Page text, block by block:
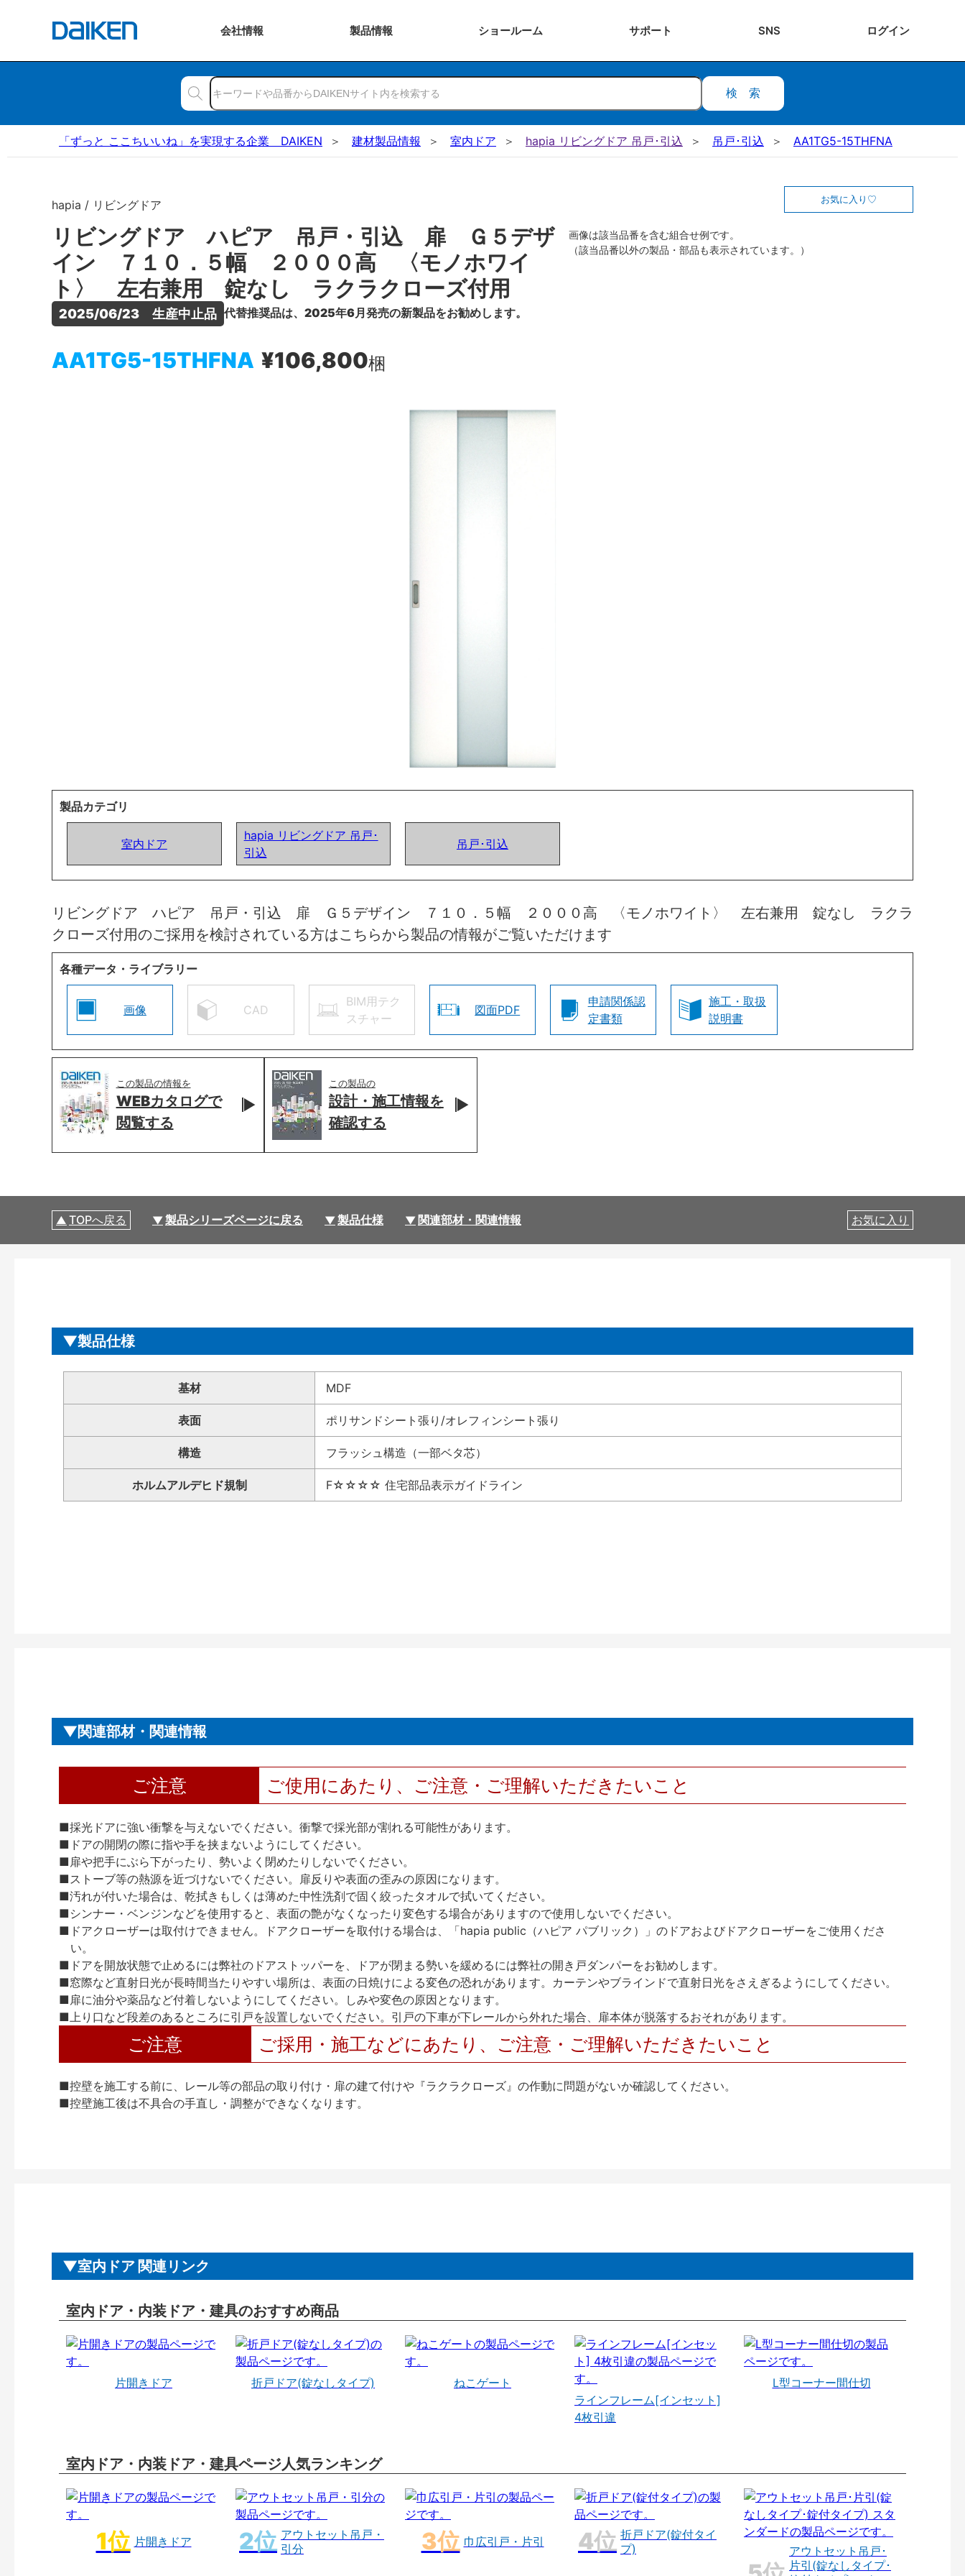
会社情報 製品情報 ショールーム サポート SNS ログイン
検索
「ずっと ここちいいね」を実現する企業 DAIKEN 建材製品情報 室内ドア hapia リビングドア 吊戸･引込 吊戸･引込 AA1TG5-15THFNA
hapia / リビングドア
リビングドア ハピア 吊戸・引込 扉 Ｇ５デザ
イン ７１０．５幅 ２０００高 〈モノホワイ
ト〉 左右兼用 錠なし ラクラクローズ付用
2025/06/23　生産中止品 代替推奨品は、2025年6月発売の新製品をお勧めします。
AA1TG5-15THFNA ¥106,800梱
お気に入り
画像は該当品番を含む組合せ例です。
（該当品番以外の製品・部品も表示されています。）
製品カテゴリ
室内ドア
hapia リビングドア 吊戸･
引込
吊戸･引込
リビングドア ハピア 吊戸・引込 扉 Ｇ５デザイン ７１０．５幅 ２０００高 〈モノホワイト〉 左右兼用 錠なし ラクラ
クローズ付用のご採用を検討されている方はこちらから製品の情報がご覧いただけます
各種データ・ライブラリー
画像 CAD
BIM用テク
スチャー
図面PDF
申請関係認
定書類
施工・取扱
説明書
この製品の情報を
WEBカタログで
閲覧する
この製品の
設計・施工情報を
確認する
TOPへ戻る 製品シリーズページに戻る 製品仕様 関連部材・関連情報 お気に入り
製品仕様
基材 MDF
表面 ポリサンドシート張り/オレフィンシート張り
構造 フラッシュ構造（一部ベタ芯）
ホルムアルデヒド規制 F☆☆☆☆ 住宅部品表示ガイドライン
関連部材・関連情報
ご注意 ご使用にあたり、ご注意・ご理解いただきたいこと
■採光ドアに強い衝撃を与えないでください。衝撃で採光部が割れる可能性があります。
■ドアの開閉の際に指や手を挟まないようにしてください。
■扉や把手にぶら下がったり、勢いよく閉めたりしないでください。
■ストーブ等の熱源を近づけないでください。扉反りや表面の歪みの原因になります。
■汚れが付いた場合は、乾拭きもしくは薄めた中性洗剤で固く絞ったタオルで拭いてください。
■シンナー・ベンジンなどを使用すると、表面の艶がなくなったり変色する場合がありますので使用しないでください。
■ドアクローザーは取付けできません。ドアクローザーを取付ける場合は、「hapia public（ハピア パブリック）」のドアおよびドアクローザーをご使用くださ
い。
■ドアを開放状態で止めるには弊社のドアストッパーを、ドアが閉まる勢いを緩めるには弊社の開き戸ダンパーをお勧めします。
■窓際など直射日光が長時間当たりやすい場所は、表面の日焼けによる変色の恐れがあります。カーテンやブラインドで直射日光をさえぎるようにしてください。
■扉に油分や薬品など付着しないようにしてください。しみや変色の原因となります。
■上り口など段差のあるところに引戸を設置しないでください。引戸の下車が下レールから外れた場合、扉本体が脱落するおそれがあります。
ご注意 ご採用・施工などにあたり、ご注意・ご理解いただきたいこと
■控壁を施工する前に、レール等の部品の取り付け・扉の建て付けや『ラクラクローズ』の作動に問題がないか確認してください。
■控壁施工後は不具合の手直し・調整ができなくなります。
室内ドア 関連リンク
室内ドア・内装ドア・建具のおすすめ商品
片開きドア 折戸ドア(錠なしタイプ)
ねこゲート
ラインフレーム[インセット]
4枚引違
L型コーナー間仕切
室内ドア・内装ドア・建具ページ人気ランキング
片開きドア
アウトセット吊戸・
引分
巾広引戸・片引
折戸ドア(錠付タイ
プ)
アウトセット吊戸･
片引(錠なしタイプ･